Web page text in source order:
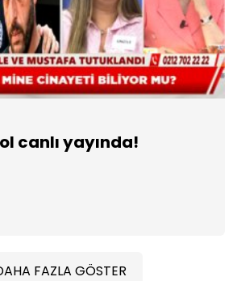
canlı yayında!
FAZLA GÖSTER